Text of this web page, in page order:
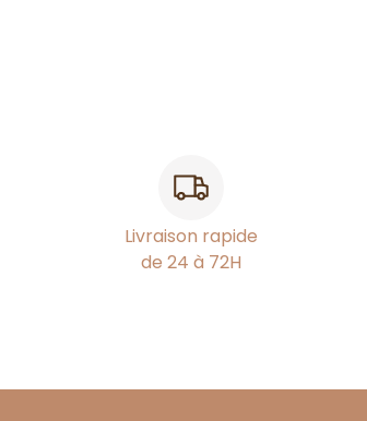
Livraison rapide
de 24 à 72H